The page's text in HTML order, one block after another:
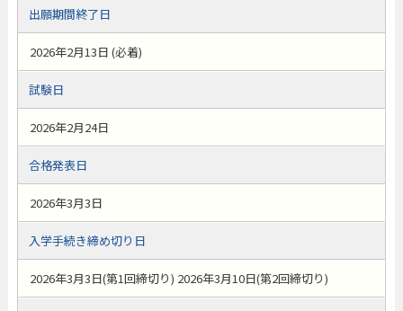
出願期間終了日
2026年2月13日 (必着)
試験日
2026年2月24日
合格発表日
2026年3月3日
入学手続き締め切り日
2026年3月3日(第1回締切り) 2026年3月10日(第2回締切り)